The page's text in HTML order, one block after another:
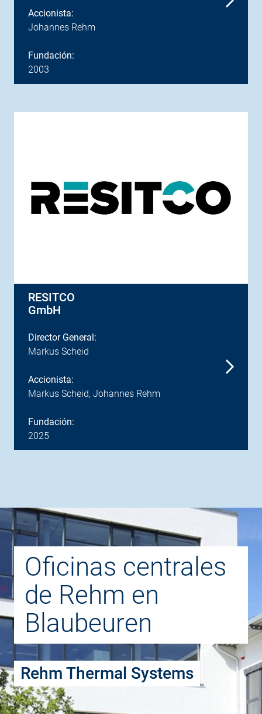
Accionista:
Johannes Rehm
Fundación:
2003
RESITCO
GmbH
Director General:
Markus Scheid
Accionista:
Markus Scheid, Johannes Rehm
Fundación:
2025
Oficinas centrales
de Rehm en
Blaubeuren
Rehm Thermal Systems